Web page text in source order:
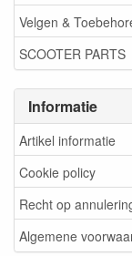
Velgen &
SCOOTER PARTS
Informatie
Artikel informatie
Cookie policy
Recht op
Algemene